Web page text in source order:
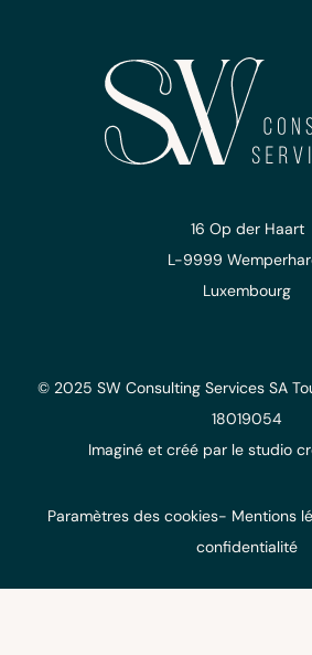
16 Op der Haart
L-9999
Luxembourg
© 2025 SW Consulting Services SA
18019054
Imaginé et créé par le studio
Paramètres des cookies Mentions
confidentialité